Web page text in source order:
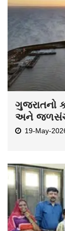
ગુજરાતનો
અને
19-May-